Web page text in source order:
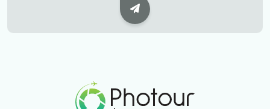
Subscribe Button